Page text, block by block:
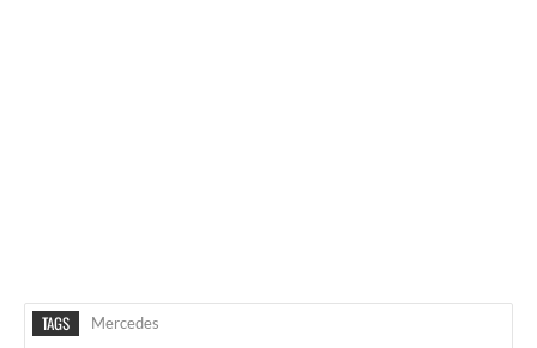
TAGS
Mercedes